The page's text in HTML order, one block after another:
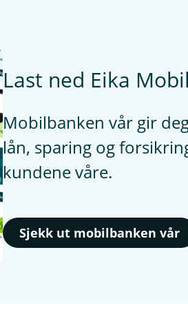
Last ned Eika
Mobilbanken vår gir
lån, sparing og
kundene våre.
Sjekk ut mobilbanken vår